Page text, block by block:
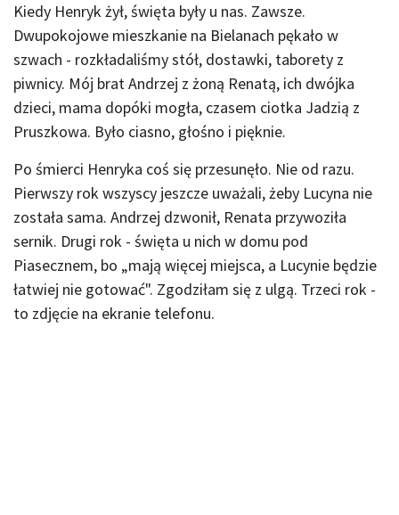
Kiedy Henryk żył, święta były u nas. Zawsze.
Dwupokojowe mieszkanie na Bielanach pękało w
szwach - rozkładaliśmy stół, dostawki, taborety z
piwnicy. Mój brat Andrzej z żoną Renatą, ich dwójka
dzieci, mama dopóki mogła, czasem ciotka Jadzią z
Pruszkowa. Było ciasno, głośno i pięknie.
Po śmierci Henryka coś się przesunęło. Nie od razu.
Pierwszy rok wszyscy jeszcze uważali, żeby Lucyna nie
została sama. Andrzej dzwonił, Renata przywoziła
sernik. Drugi rok - święta u nich w domu pod
Piasecznem, bo „mają więcej miejsca, a Lucynie będzie
łatwiej nie gotować". Zgodziłam się z ulgą. Trzeci rok -
to zdjęcie na ekranie telefonu.